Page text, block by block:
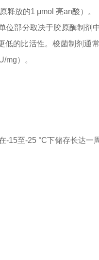
释放的1 μmol 亮an酸）。
位部分取决于胶原酶制剂
的比活性。梭菌制剂通
mg）。
15至-25 °C下储存长达一